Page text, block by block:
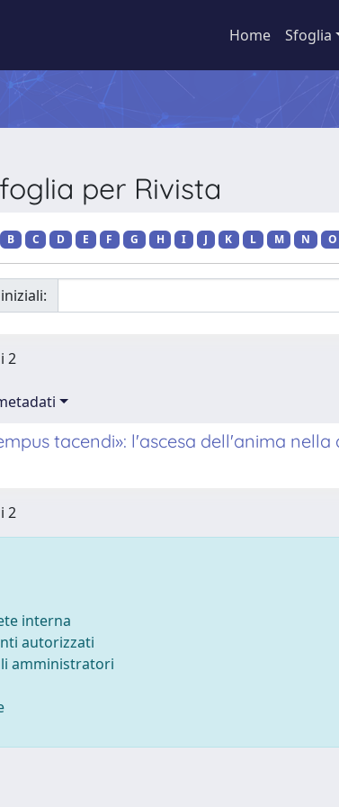
Home Sfoglia
per Rivista
B C D E F G H I J K L M N O
2
tacendi»: l'ascesa dell'anima
2
interna
autorizzati
amministratori